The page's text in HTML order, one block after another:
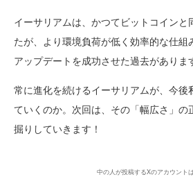
イーサリアムは、かつてビットコインと
たが、より環境負荷が低く効率的な仕組
アップデートを成功させた過去がありま
常に進化を続けるイーサリアムが、今後
ていくのか。次回は、その「幅広さ」の
掘りしていきます！
中の人が投稿するXのアカウント